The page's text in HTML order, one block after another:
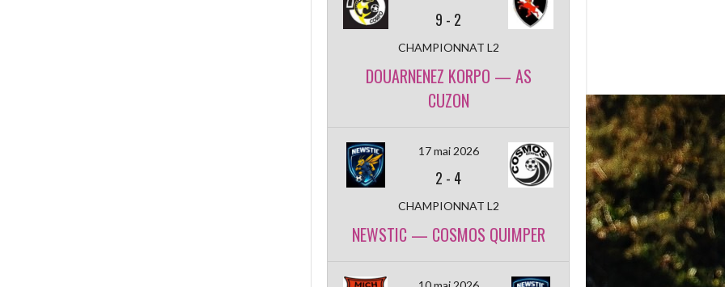
9 - 2
CHAMPIONNAT L2
DOUARNENEZ KORPO — AS
CUZON
17 mai 2026
2 - 4
CHAMPIONNAT L2
NEWSTIC — COSMOS QUIMPER